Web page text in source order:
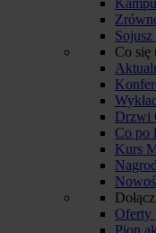
Co się
Drzwi
Co po
Kurs
Oferty
Pion